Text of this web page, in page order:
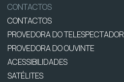
CONTACTOS
CONTACTOS
PROVEDORA DO TELESPECTADOR
PROVEDORA DO OUVINTE
ACESSIBILIDADES
SATÉLITES